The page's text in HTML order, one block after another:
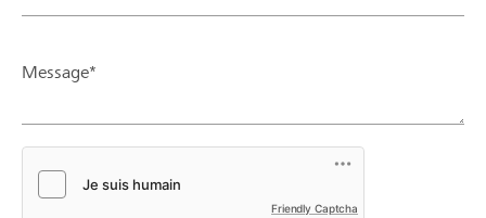
Message*
Friendly Captcha